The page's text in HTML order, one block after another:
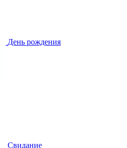
День рождения
Свидание